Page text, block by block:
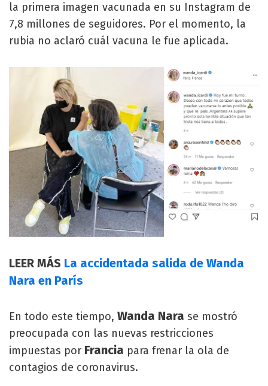
la primera imagen vacunada en su Instagram de
7,8 millones de seguidores. Por el momento, la
rubia no aclaró cuál vacuna le fue aplicada.
LEER MÁS La accidentada salida de Wanda
Nara en París
En todo este tiempo, Wanda Nara se mostró
preocupada con las nuevas restricciones
impuestas por Francia para frenar la ola de
contagios de coronavirus.